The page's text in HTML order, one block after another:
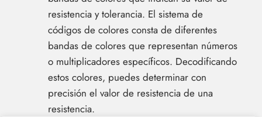
resistencia y tolerancia. El sistema de
códigos de colores consta de diferentes
bandas de colores que representan números
o multiplicadores específicos. Decodificando
estos colores, puedes determinar con
precisión el valor de resistencia de una
resistencia.